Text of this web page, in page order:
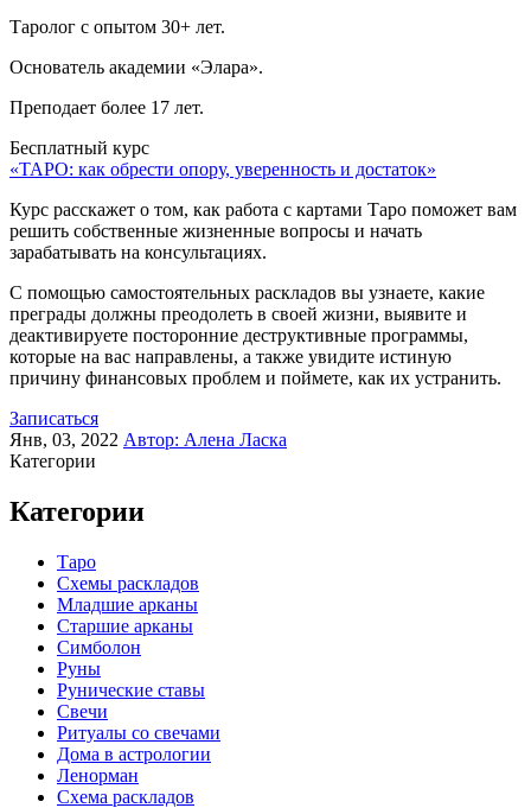
Таролог с опытом 30+ лет.
Основатель академии «Элара».
Преподает более 17 лет.
Бесплатный курс
«ТАРО: как обрести опору, уверенность и достаток»
Курс расскажет о том, как работа с картами Таро поможет вам
решить собственные жизненные вопросы и начать
зарабатывать на консультациях.
С помощью самостоятельных раскладов вы узнаете, какие
преграды должны преодолеть в своей жизни, выявите и
деактивируете посторонние деструктивные программы,
которые на вас направлены, а также увидите истиную
причину финансовых проблем и поймете, как их устранить.
Записаться
Янв, 03, 2022 Автор: Алена Ласка
Категории
Категории
Таро
Схемы раскладов
Младшие арканы
Старшие арканы
Симболон
Руны
Рунические ставы
Свечи
Ритуалы со свечами
Дома в астрологии
Ленорман
Схема раскладов